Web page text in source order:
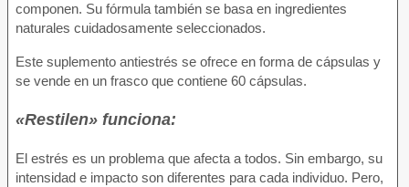
componen. Su fórmula también se basa en ingredientes
naturales cuidadosamente seleccionados.
Este suplemento antiestrés se ofrece en forma de cápsulas y
se vende en un frasco que contiene 60 cápsulas.
«Restilen» funciona:
El estrés es un problema que afecta a todos. Sin embargo, su
intensidad e impacto son diferentes para cada individuo. Pero,